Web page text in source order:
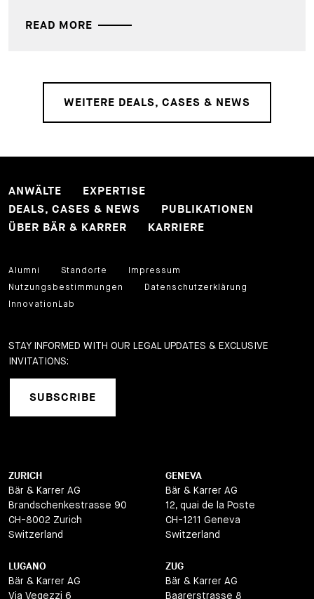
READ MORE
WEITERE DEALS, CASES & NEWS
ANWÄLTE
EXPERTISE
DEALS, CASES & NEWS
PUBLIKATIONEN
ÜBER BÄR & KARRER
KARRIERE
Alumni Standorte
Impressum
Nutzungsbestimmungen
Datenschutzerklärung
InnovationLab
STAY INFORMED WITH OUR LEGAL UPDATES & EXCLUSIVE
INVITATIONS:
SUBSCRIBE
ZURICH
Bär & Karrer AG
Brandschenkestrasse 90
CH-8002 Zurich
Switzerland
GENEVA
Bär & Karrer AG
12, quai de la Poste
CH-1211 Geneva
Switzerland
LUGANO
Bär & Karrer AG
Via Vegezzi 6
ZUG
Bär & Karrer AG
Baarerstrasse 8